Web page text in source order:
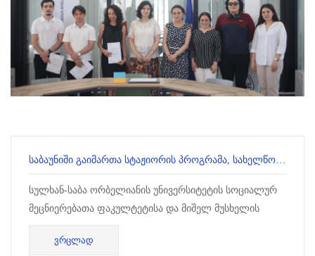
ᲡᲐᲑᲐᲣᲜᲘᲨᲘ ᲒᲐᲘᲛᲐᲠᲗᲐ ᲡᲢᲐᲟᲘᲝᲠᲘᲡ ᲞᲠᲝᲒᲠᲐᲛᲐ, ᲡᲐᲮᲔᲚᲬᲝᲓᲔᲑᲘᲗ: ᲗᲣᲠᲥᲔᲗᲘᲡ ᲡᲐᲒᲐᲠᲔᲝ ᲞᲝᲚᲘᲢᲘᲙᲐ
სულხან-საბა ორბელიანის უნივერსიტეტის სოციალურ
მეცნიერებათა ფაკულტეტისა და მიშელ მუსხელის
ევროპული კვლევების ცენტრის ორგანიზებით,
გაიმართა სტაჟიორის პროგრამა, სახე...
ᲕᲠᲪᲚᲐᲓ